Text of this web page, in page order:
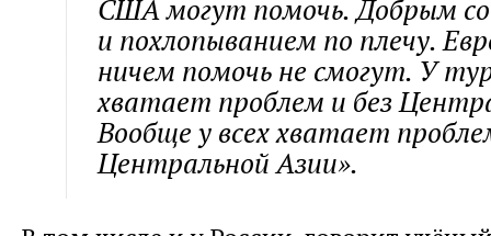
США могут помочь. Добрым
и похлопыванием по плечу.
ничем помочь не смогут. У
хватает проблем и без
Вообще у всех хватает
Центральной Азии».